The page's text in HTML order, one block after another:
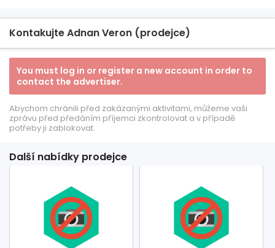
Kontakujte Adnan Veron (prodejce)
You must log in or register a new account in order to
contact the advertiser.
Abychom chránili před zakázanými aktivitami, můžeme vaši
zprávu před předáním příjemci zkontrolovat a v případě
potřeby ji zablokovat.
Další nabídky prodejce